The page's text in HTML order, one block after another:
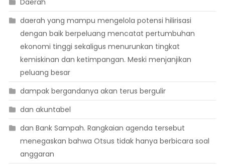
Daerah
daerah yang mampu mengelola potensi hilirisasi
dengan baik berpeluang mencatat pertumbuhan
ekonomi tinggi sekaligus menurunkan tingkat
kemiskinan dan ketimpangan. Meski menjanjikan
peluang besar
dampak bergandanya akan terus bergulir
dan akuntabel
dan Bank Sampah. Rangkaian agenda tersebut
menegaskan bahwa Otsus tidak hanya berbicara soal
anggaran